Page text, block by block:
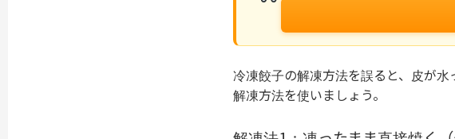
冷凍餃子の解凍方法を誤ると、皮が
解凍方法を使いましょう。